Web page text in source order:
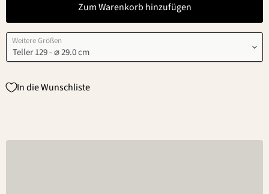
Zum Warenkorb hinzufügen
Weitere Größen
In die Wunschliste